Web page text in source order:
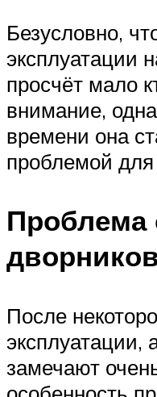
Безусловно,
эксплуатации
просчёт мало
внимание,
времени она
проблемой для
Проблема
После
эксплуатации,
замечают